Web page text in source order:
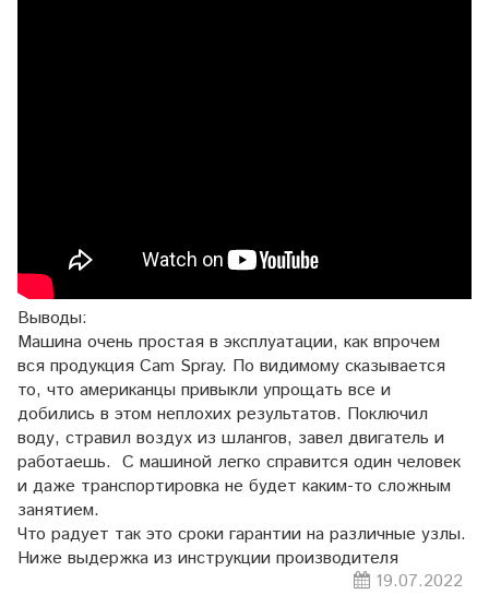
Выводы:
Машина очень простая в эксплуатации, как впрочем
вся продукция Cam Spray. По видимому сказывается
то, что американцы привыкли упрощать все и
добились в этом неплохих результатов. Поключил
воду, стравил воздух из шлангов, завел двигатель и
работаешь. С машиной легко справится один человек
и даже транспортировка не будет каким-то сложным
занятием.
Что радует так это сроки гарантии на различные узлы.
Ниже выдержка из инструкции производителя
19.07.2022